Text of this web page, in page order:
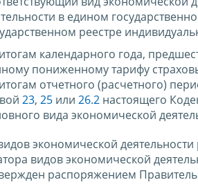
в едином
реестре
календарного года,
пониженному тарифу
отчетного (расчетного)
23, 25 или 26.2 настоящего
вида экономической
экономической
видов экономической
распоряжением